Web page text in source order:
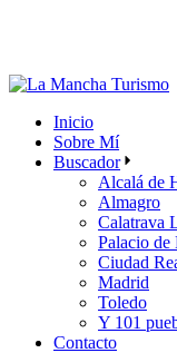
Inicio
Sobre Mí
Buscador
Alcalá de
Almagro
Calatrava
Palacio
Ciudad
Madrid
Toledo
Y 101
Contacto